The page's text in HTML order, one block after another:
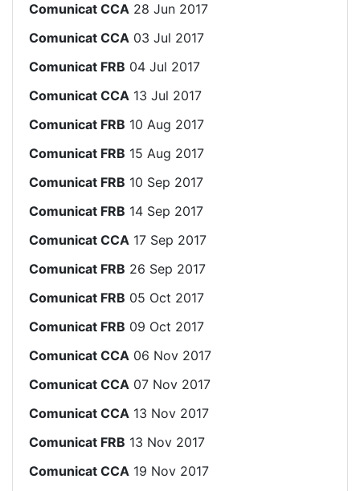
Comunicat CCA 28 Jun 2017
Comunicat CCA 03 Jul 2017
Comunicat FRB 04 Jul 2017
Comunicat CCA 13 Jul 2017
Comunicat FRB 10 Aug 2017
Comunicat FRB 15 Aug 2017
Comunicat FRB 10 Sep 2017
Comunicat FRB 14 Sep 2017
Comunicat CCA 17 Sep 2017
Comunicat FRB 26 Sep 2017
Comunicat FRB 05 Oct 2017
Comunicat FRB 09 Oct 2017
Comunicat CCA 06 Nov 2017
Comunicat CCA 07 Nov 2017
Comunicat CCA 13 Nov 2017
Comunicat FRB 13 Nov 2017
Comunicat CCA 19 Nov 2017